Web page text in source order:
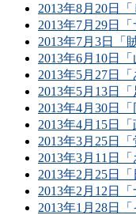
2013年8月20日
2013年7月29日
2013年7月3日「
2013年6月10日
2013年5月27日
2013年5月13日
2013年4月30日
2013年4月15日
2013年3月25日
2013年3月11日
2013年2月25日
2013年2月12日
2013年1月28日